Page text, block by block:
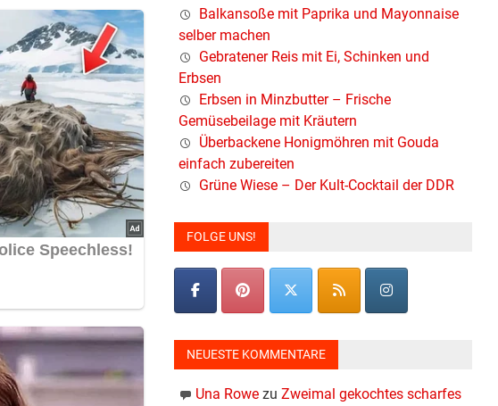
Balkansoße mit Paprika und Mayonnaise
selber machen
Gebratener Reis mit Ei, Schinken und
Erbsen
Erbsen in Minzbutter – Frische
Gemüsebeilage mit Kräutern
Überbackene Honigmöhren mit Gouda
einfach zubereiten
Grüne Wiese – Der Kult-Cocktail der DDR
FOLGE UNS!
NEUESTE KOMMENTARE
Una Rowezu Zweimal gekochtes scharfes